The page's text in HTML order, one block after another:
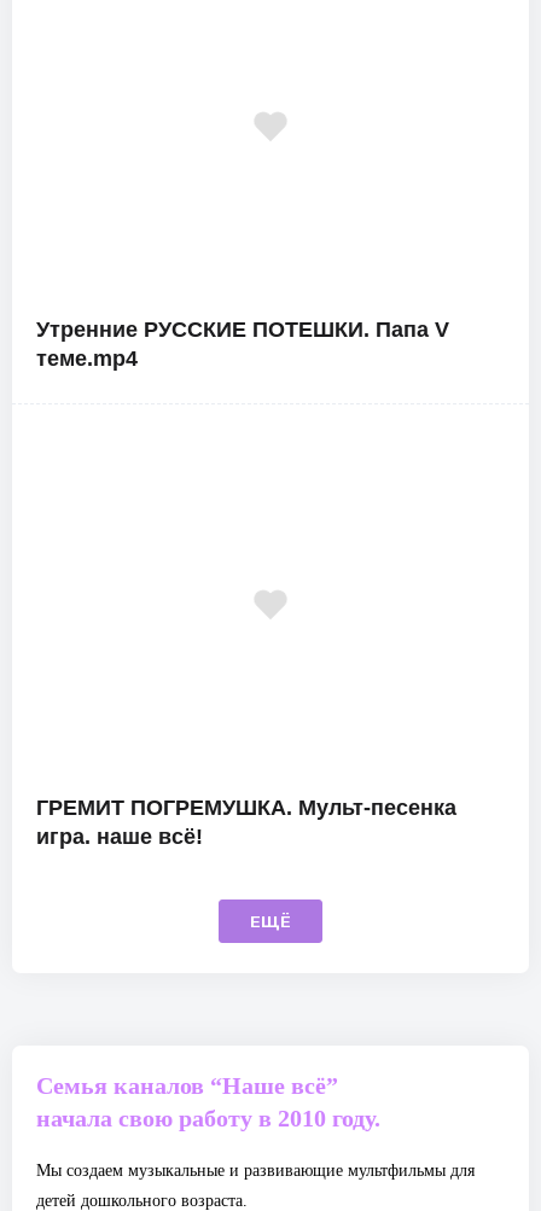
Утренние РУССКИЕ ПОТЕШКИ. Папа V
теме.mp4
ГРЕМИТ ПОГРЕМУШКА. Мульт-песенка
игра. наше всё!
ЕЩЁ
Семья каналов “Наше всё”
начала свою работу в 2010 году.
Мы создаем музыкальные и развивающие мультфильмы для
детей дошкольного возраста.